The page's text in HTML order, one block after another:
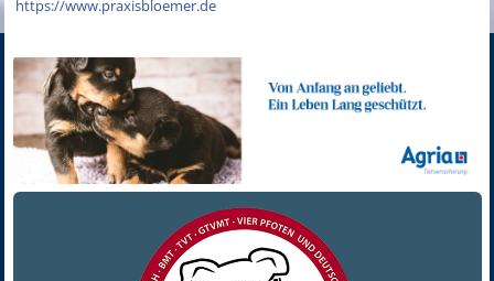
https://www.praxisbloemer.de